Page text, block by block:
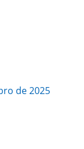
de 2025